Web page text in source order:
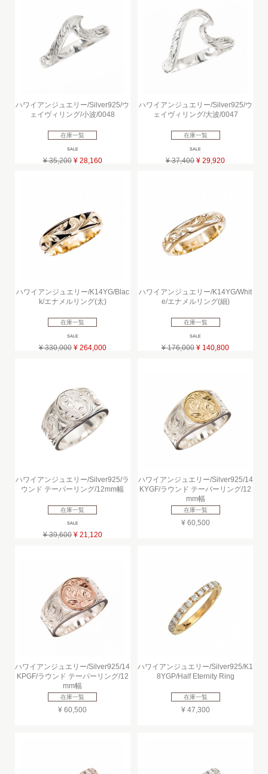
ハワイアンジュエリー/Silver925/ウ
ェイヴィリング/小波/0048
在庫一覧
SALE
¥ 35,200 ¥ 28,160
ハワイアンジュエリー/Silver925/ウ
ェイヴィリング/大波/0047
在庫一覧
SALE
¥ 37,400 ¥ 29,920
ハワイアンジュエリー/K14YG/Blac
k/エナメルリング(太)
在庫一覧
SALE
¥ 330,000 ¥ 264,000
ハワイアンジュエリー/K14YG/Whit
e/エナメルリング(細)
在庫一覧
SALE
¥ 176,000 ¥ 140,800
ハワイアンジュエリー/Silver925/ラ
ウンド テーパーリング/12mm幅
在庫一覧
SALE
¥ 39,600 ¥ 21,120
ハワイアンジュエリー/Silver925/14
KYGF/ラウンド テーパーリング/12
mm幅
在庫一覧
¥ 60,500
ハワイアンジュエリー/Silver925/14
KPGF/ラウンド テーパーリング/12
mm幅
在庫一覧
¥ 60,500
ハワイアンジュエリー/Silver925/K1
8YGP/Half Eternity Ring
在庫一覧
¥ 47,300